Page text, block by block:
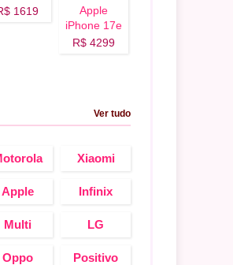
1619
Apple
iPhone 17e
5G
R$ 4299
Ver tudo
Xiaomi
Apple Infinix
Multi LG
Oppo Positivo